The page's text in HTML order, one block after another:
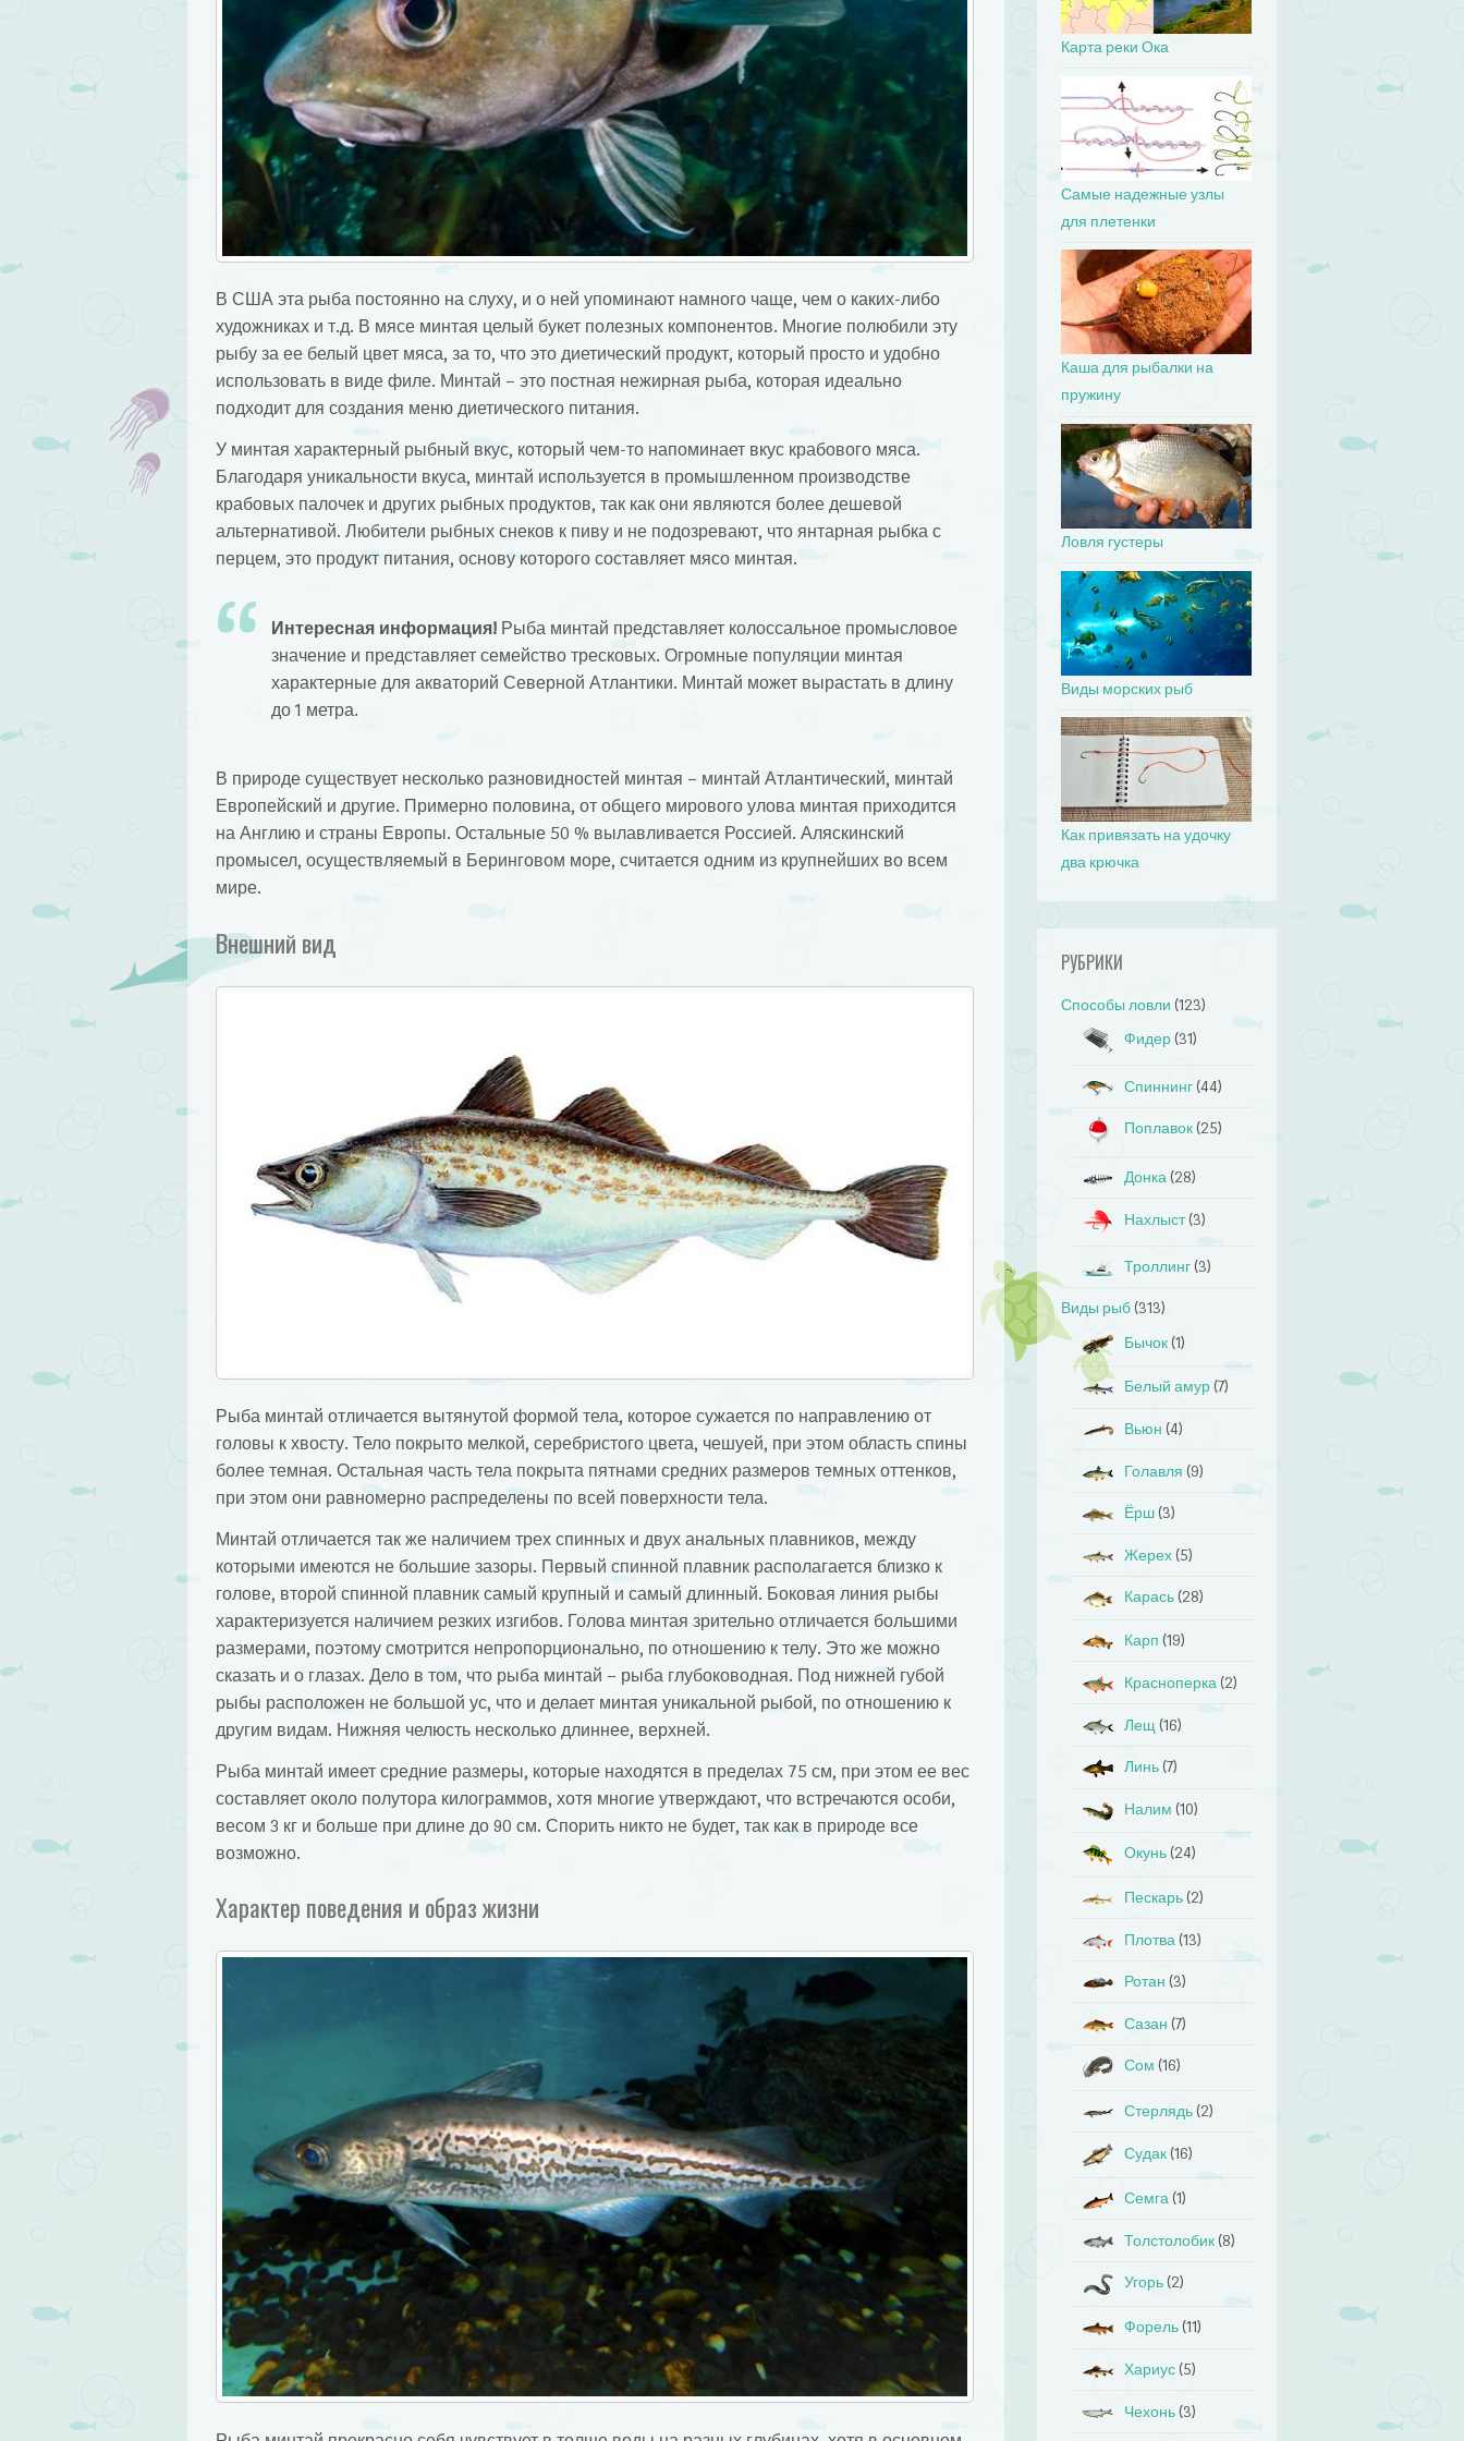
В США эта рыба постоянно на слуху, и о ней упоминают намного чаще, чем о каких-либо
художниках и т.д. В мясе минтая целый букет полезных компонентов. Многие полюбили эту
рыбу за ее белый цвет мяса, за то, что это диетический продукт, который просто и удобно
использовать в виде филе. Минтай – это постная нежирная рыба, которая идеально
подходит для создания меню диетического питания.
У минтая характерный рыбный вкус, который чем-то напоминает вкус крабового мяса.
Благодаря уникальности вкуса, минтай используется в промышленном производстве
крабовых палочек и других рыбных продуктов, так как они являются более дешевой
альтернативой. Любители рыбных снеков к пиву и не подозревают, что янтарная рыбка с
перцем, это продукт питания, основу которого составляет мясо минтая.
Интересная информация!Рыба минтай представляет колоссальное промысловое
значение и представляет семейство тресковых. Огромные популяции минтая
характерные для акваторий Северной Атлантики. Минтай может вырастать в длину
до 1 метра.
В природе существует несколько разновидностей минтая – минтай Атлантический, минтай
Европейский и другие. Примерно половина, от общего мирового улова минтая приходится
на Англию и страны Европы. Остальные 50 % вылавливается Россией. Аляскинский
промысел, осуществляемый в Беринговом море, считается одним из крупнейших во всем
мире.
Внешний вид
Рыба минтай отличается вытянутой формой тела, которое сужается по направлению от
головы к хвосту. Тело покрыто мелкой, серебристого цвета, чешуей, при этом область спины
более темная. Остальная часть тела покрыта пятнами средних размеров темных оттенков,
при этом они равномерно распределены по всей поверхности тела.
Минтай отличается так же наличием трех спинных и двух анальных плавников, между
которыми имеются не большие зазоры. Первый спинной плавник располагается близко к
голове, второй спинной плавник самый крупный и самый длинный. Боковая линия рыбы
характеризуется наличием резких изгибов. Голова минтая зрительно отличается большими
размерами, поэтому смотрится непропорционально, по отношению к телу. Это же можно
сказать и о глазах. Дело в том, что рыба минтай – рыба глубоководная. Под нижней губой
рыбы расположен не большой ус, что и делает минтая уникальной рыбой, по отношению к
другим видам. Нижняя челюсть несколько длиннее, верхней.
Рыба минтай имеет средние размеры, которые находятся в пределах 75 см, при этом ее вес
составляет около полутора килограммов, хотя многие утверждают, что встречаются особи,
весом 3 кг и больше при длине до 90 см. Спорить никто не будет, так как в природе все
возможно.
Характер поведения и образ жизни
Карта реки Ока
Самые надежные узлы
для плетенки
Каша для рыбалки на
пружину
Ловля густеры
Виды морских рыб
Как привязать на удочку
два крючка
РУБРИКИ
Способы ловли (123)
Фидер (31)
Спиннинг (44)
Поплавок (25)
Донка (28)
Нахлыст(3)
Троллинг (3)
Виды рыб (313)
Бычок (1)
Белый амур (7)
Вьюн (4)
Голавля (9)
Ёрш (3)
Жерех (5)
Карась (28)
Карп (19)
Красноперка (2)
Лещ (16)
Линь (7)
Налим (10)
Окунь (24)
Пескарь (2)
Плотва (13)
Ротан (3)
Сазан (7)
Сом (16)
Стерлядь (2)
Судак (16)
Семга (1)
Толстолобик (8)
Угорь (2)
Форель (11)
Хариус (5)
Чехонь (3)